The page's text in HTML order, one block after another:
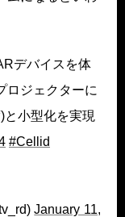
デバイスを体
ロジェクターに
と小型化を実現
#Cellid
January 11,